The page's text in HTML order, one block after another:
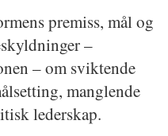
en
premiss, mål og
–
– om sviktende
manglende
lederskap.